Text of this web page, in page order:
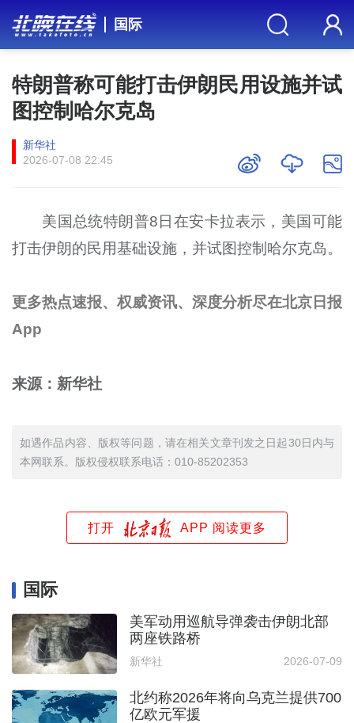
国际
特朗普称可能打击伊朗民用设施并试
图控制哈尔克岛
新华社
2026-07-08 22:45
美国总统特朗普8日在安卡拉表示，美国可能
打击伊朗的民用基础设施，并试图控制哈尔克岛。
更多热点速报、权威资讯、深度分析尽在北京日报
App
来源：新华社
如遇作品内容、版权等问题，请在相关文章刊发之日起30日内与
本网联系。版权侵权联系电话：010-85202353
打开 APP 阅读更多
国际
美军动用巡航导弹袭击伊朗北部
两座铁路桥
新华社 2026-07-09
北约称2026年将向乌克兰提供700
亿欧元军援